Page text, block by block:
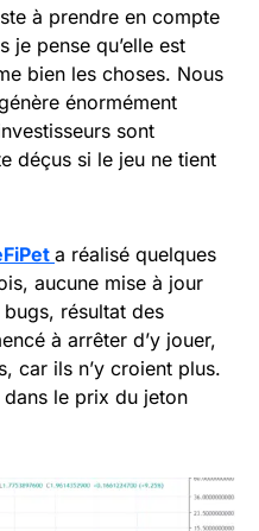
à prendre en compte
je pense qu’elle est
bien les choses. Nous
énormément
sont
déçus si le jeu ne tient
a réalisé quelques
aucune mise à jour
bugs, résultat des
à arrêter d’y jouer,
car ils n’y croient plus.
le prix du jeton